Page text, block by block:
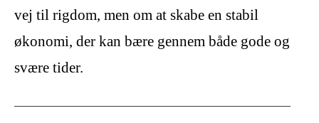
vej til rigdom, men om at skabe en stabil
økonomi, der kan bære gennem både gode og
svære tider.